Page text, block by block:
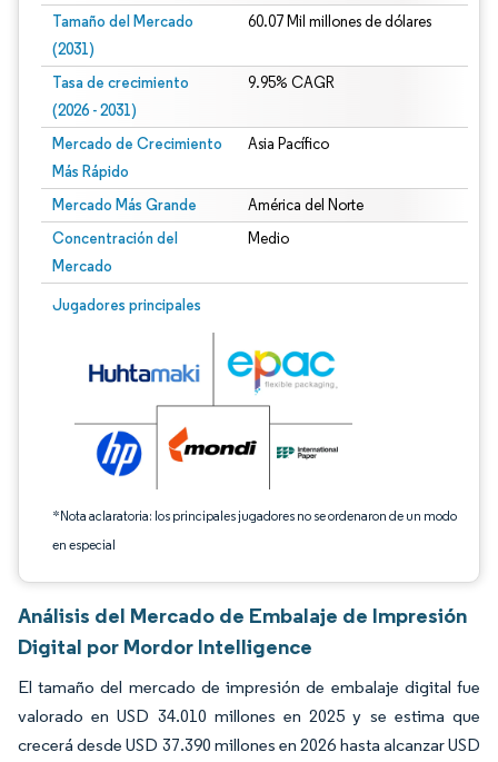
Tamaño del Mercado
(2031)
60.07 Mil millones de dólares
Tasa de crecimiento
(2026 - 2031)
9.95% CAGR
Mercado de Crecimiento
Más Rápido
Asia Pacífico
Mercado Más Grande América del Norte
Concentración del
Mercado
Medio
Jugadores principales
*Nota aclaratoria: los principales jugadores no se ordenaron de un modo
en especial
Imagen © Mordor Intelligence. El uso requiere atribución según CC BY 4.0.
Análisis del Mercado de Embalaje de Impresión
Digital por Mordor Intelligence
El tamaño del mercado de impresión de embalaje digital fue
valorado en USD 34.010 millones en 2025 y se estima que
crecerá desde USD 37.390 millones en 2026 hasta alcanzar USD